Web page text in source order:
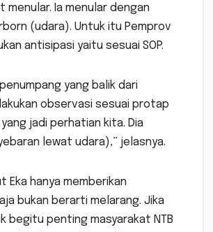
Ia menular dengan
(udara). Untuk itu Pemprov
antisipasi yaitu sesuai SOP.
yang balik dari
observasi sesuai protap
jadi perhatian kita. Dia
lewat udara),” jelasnya.
Eka hanya memberikan
bukan berarti melarang. Jika
begitu penting masyarakat NTB